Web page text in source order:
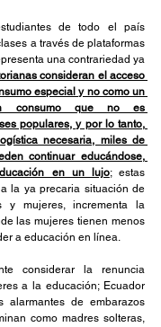
de todo el país
a través de plataformas
una contrariedad ya
consideran el acceso
especial y no como un
consumo que no es
populares, y por lo tanto,
necesaria, miles de
continuar educándose,
en un lujo; estas
la ya precaria situación de
y mujeres, incrementa la
las mujeres tienen menos
a educación en línea.
a la educación; Ecuador
de embarazos
como madres solteras,